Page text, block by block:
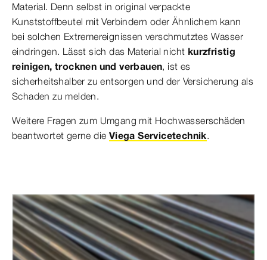
Material. Denn selbst in original verpackte
Kunststoffbeutel mit Verbindern oder Ähnlichem kann
bei solchen Extremereignissen verschmutztes Wasser
eindringen. Lässt sich das Material nicht kurzfristig
reinigen, trocknen und verbauen, ist es
sicherheitshalber zu entsorgen und der Versicherung als
Schaden zu melden.
Weitere Fragen zum Umgang mit Hochwasserschäden
beantwortet gerne die Viega Servicetechnik.